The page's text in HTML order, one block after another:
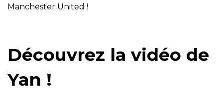
Manchester United !
Découvrez la vidéo de
Yan !